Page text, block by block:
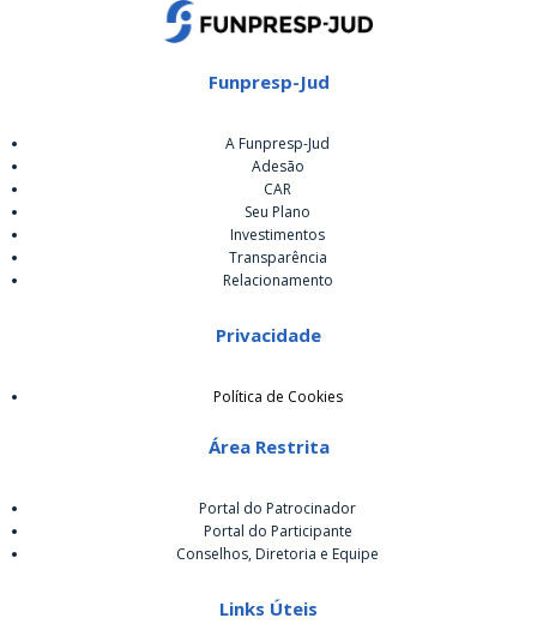
Funpresp-Jud
A Funpresp-Jud
Adesão
CAR
Seu Plano
Investimentos
Transparência
Relacionamento
Privacidade
Política de Cookies
Área Restrita
Portal do Patrocinador
Portal do Participante
Conselhos, Diretoria e Equipe
Links Úteis